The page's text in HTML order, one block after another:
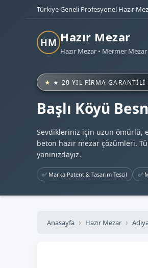
Türkiye Geneli Profesyonel Hazır
HM Hazır Mezar
Hazır Mezar • Mermer
★ 20 YIL FIRMA GARANTILI
Başlı Köyü
Sevdikleriniz için uzun ömürlü,
beton hazır mezar çözümleri.
yanınızdayız.
✅ Marka Patent & Tasarım Tescil ✅
Anasayfa Hazır Mezar